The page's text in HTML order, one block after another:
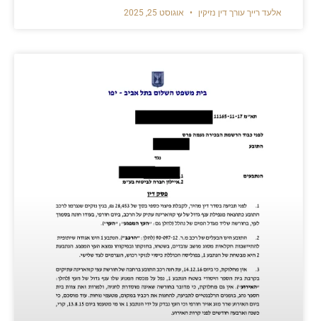
אלעד רייך עורך דין נזיקין אוגוסט 25, 2025